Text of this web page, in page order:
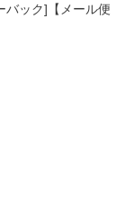
バック]【メール便